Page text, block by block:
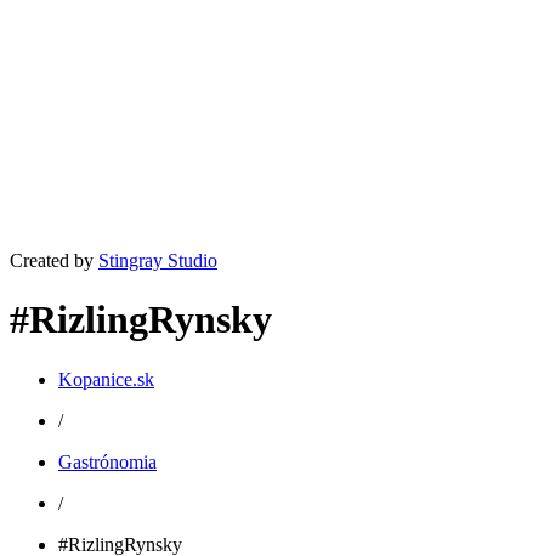
Created by Stingray Studio
#RizlingRynsky
Kopanice.sk
/
Gastrónomia
/
#RizlingRynsky